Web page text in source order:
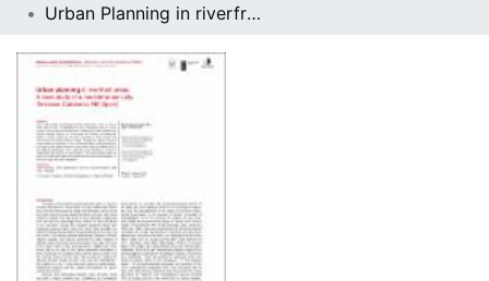
Urban Planning in riverfront areas. A case study of a mediterranean city: Terrassa (Catalonia, NE Spain)